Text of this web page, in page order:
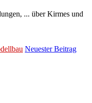
... über Kirmes und
Neuester Beitrag